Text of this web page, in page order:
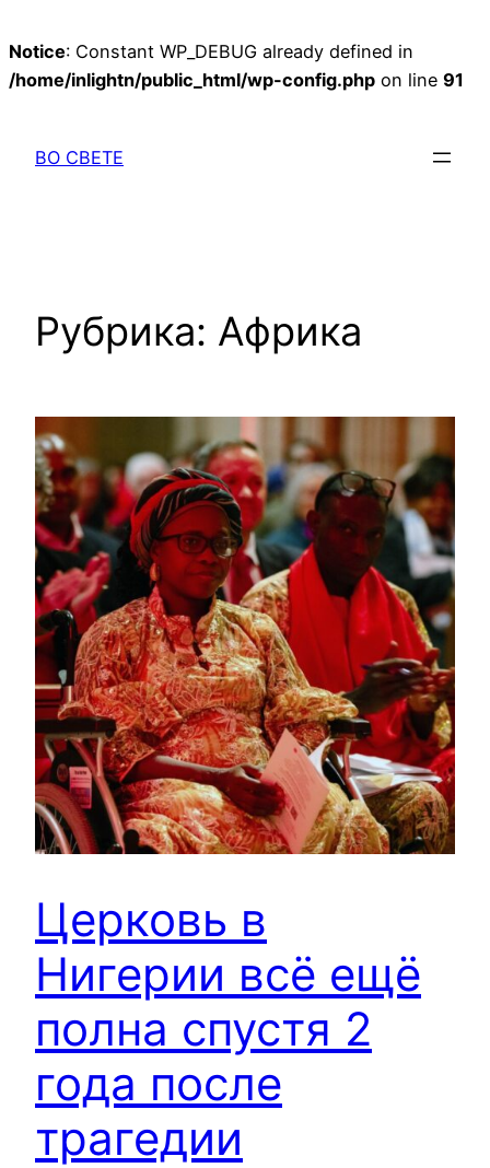
Notice: Constant WP_DEBUG already defined in
/home/inlightn/public_html/wp-config.php on line 91
содержимому
ВО СВЕТЕ
Рубрика: Африка
Церковь в
Нигерии всё ещё
полна спустя 2
года после
трагедии